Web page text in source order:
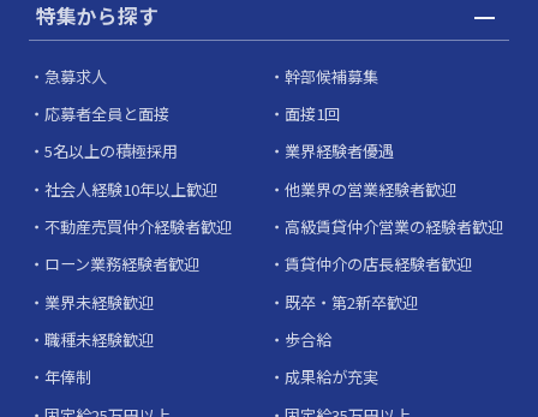
特集から探す
急募求人
幹部候補募集
応募者全員と面接
面接1回
5名以上の積極採用
業界経験者優遇
社会人経験10年以上歓迎
他業界の営業経験者歓迎
不動産売買仲介経験者歓迎
高級賃貸仲介営業の経験者歓迎
ローン業務経験者歓迎
賃貸仲介の店長経験者歓迎
業界未経験歓迎
既卒・第2新卒歓迎
職種未経験歓迎
歩合給
年俸制
成果給が充実